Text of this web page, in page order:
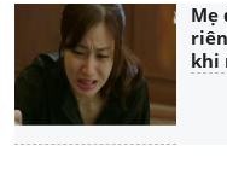
Mẹ
khi